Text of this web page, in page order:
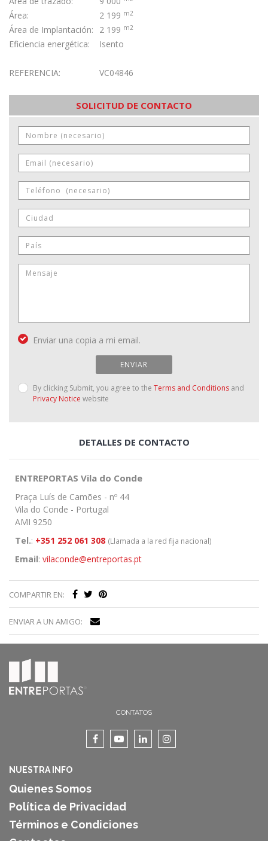
Área: 2 199 m2
Área de Implantación: 2 199 m2
Eficiencia energética: Isento
REFERENCIA: VC04846
SOLICITUD DE CONTACTO
Enviar una copia a mi email.
ENVIAR
By clicking Submit, you agree to the Terms and Conditions and
Privacy Notice website
DETALLES DE CONTACTO
ENTREPORTAS Vila do Conde
Praça Luís de Camões - nº 44
Vila do Conde - Portugal
AMI 9250
Tel.: +351 252 061 308 (Llamada a la red fija nacional)
Email: vilaconde@entreportas.pt
COMPARTIR EN:
ENVIAR A UN AMIGO:
CONTATOS
NUESTRA INFO
Quienes Somos
Política de Privacidad
Términos e Condiciones